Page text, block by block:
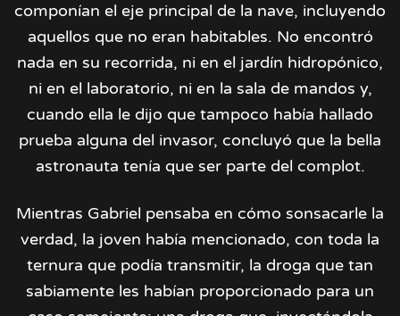
componían el eje principal de la nave, incluyendo
aquellos que no eran habitables. No encontró
nada en su recorrida, ni en el jardín hidropónico,
ni en el laboratorio, ni en la sala de mandos y,
cuando ella le dijo que tampoco había hallado
prueba alguna del invasor, concluyó que la bella
astronauta tenía que ser parte del complot.
Mientras Gabriel pensaba en cómo sonsacarle la
verdad, la joven había mencionado, con toda la
ternura que podía transmitir, la droga que tan
sabiamente les habían proporcionado para un